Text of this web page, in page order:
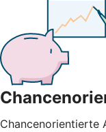
Chancenorientierte